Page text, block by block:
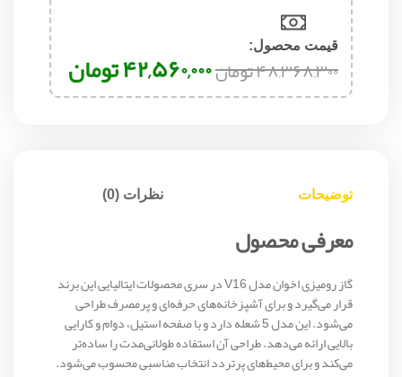
قیمت محصول:​
۴۸,۳۶۸,۳۰۰تومان۴۲,۵۶۰,۰۰۰تومان
توضیحات نظرات (0)
معرفی محصول
گاز رومیزی اخوان مدل V16 در سری محصولات ایتالیایی این برند
قرار می‌گیرد و برای آشپزخانه‌های حرفه‌ای و پرمصرف طراحی
می‌شود. این مدل 5 شعله دارد و با صفحه استیل، دوام و کارایی
بالایی ارائه می‌دهد. طراحی آن استفاده طولانی‌مدت را ساده‌تر
می‌کند و برای محیط‌های پرتردد انتخاب مناسبی محسوب می‌شود.